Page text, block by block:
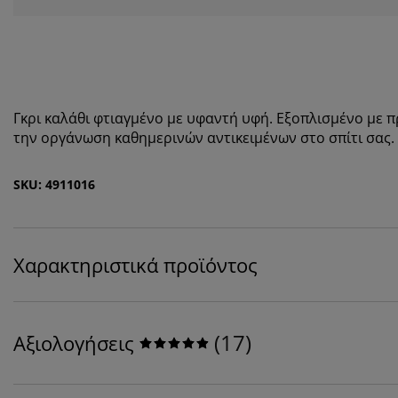
Γκρι καλάθι φτιαγμένο με υφαντή υφή. Εξοπλισμένο με
την οργάνωση καθημερινών αντικειμένων στο σπίτι
SKU: 4911016
Χαρακτηριστικά προϊόντος
Αξιολογήσεις (17)